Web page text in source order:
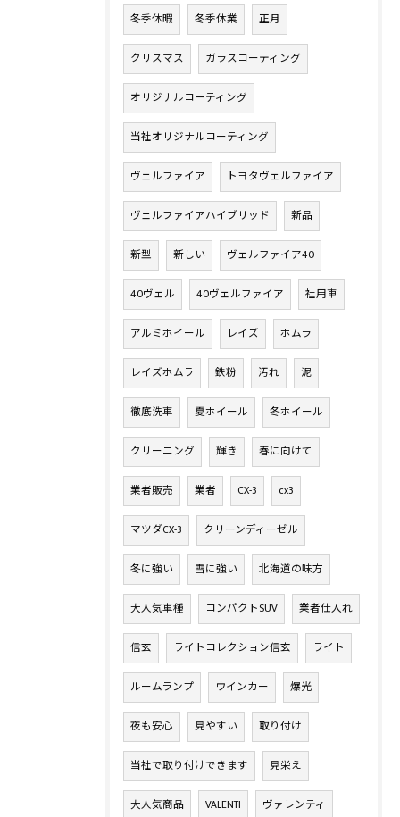
冬季休暇 冬季休業 正月
クリスマス ガラスコーティング
オリジナルコーティング
当社オリジナルコーティング
ヴェルファイア トヨタヴェルファイア
ヴェルファイアハイブリッド 新品
新型 新しい ヴェルファイア40
40ヴェル 40ヴェルファイア 社用車
アルミホイール レイズ ホムラ
レイズホムラ 鉄粉 汚れ 泥
徹底洗車 夏ホイール 冬ホイール
クリーニング 輝き 春に向けて
業者販売 業者 CX-3 cx3
マツダCX-3 クリーンディーゼル
冬に強い 雪に強い 北海道の味方
大人気車種 コンパクトSUV 業者仕入れ
信玄 ライトコレクション信玄 ライト
ルームランプ ウインカー 爆光
夜も安心 見やすい 取り付け
当社で取り付けできます 見栄え
大人気商品 VALENTI ヴァレンティ